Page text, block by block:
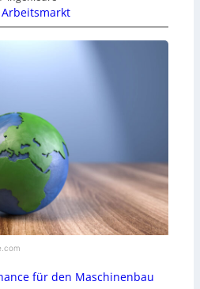
Arbeitsmarkt
für den Maschinenbau